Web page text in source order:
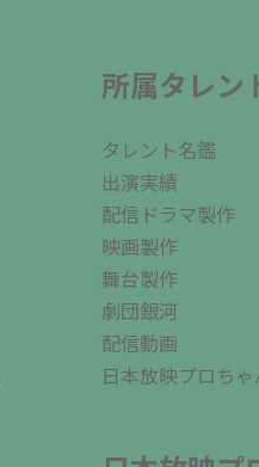
所属タレン
タレント名鑑
出演実績
配信ドラマ製作
映画製作
舞台製作
劇団銀河
配信動画
日本放映プロちゃ